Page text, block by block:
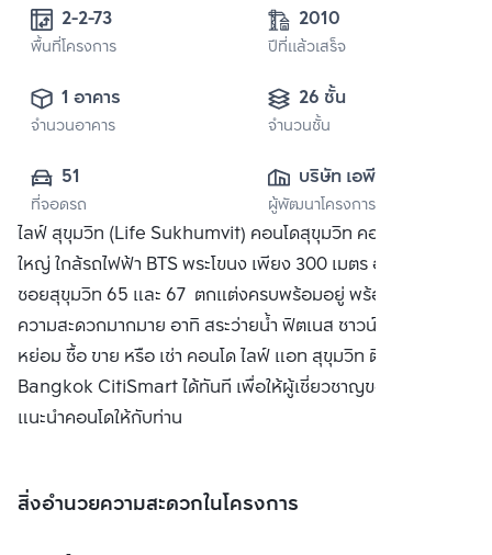
2-2-73
พื้นที่โครงการ
2010
ปีที่แล้วเสร็จ
1 อาคาร
จำนวนอาคาร
26 ชั้น
จำนวนชั้น
51
ที่จอดรถ
บริษัท เอพี (ไทย
แลนด์)
จำกัด(มหาชน)
ผู้พัฒนาโครงการ
ไลฟ์ สุขุมวิท (Life Sukhumvit) คอนโดสุขุมวิท คอนโดติดถนน
ใหญ่ ใกล้รถไฟฟ้า BTS พระโขนง เพียง 300 เมตร อยู่ระหว่าง
ซอยสุขุมวิท 65 และ 67 ตกแต่งครบพร้อมอยู่ พร้อมสิ่งอำนวย
ความสะดวกมากมาย อาทิ สระว่ายน้ำ ฟิตเนส ซาวน์น่า และส่วน
หย่อม ซื้อ ขาย หรือ เช่า คอนโด ไลฟ์ แอท สุขุมวิท ติดต่อหาเรา
Bangkok CitiSmart ได้ทันที เพื่อให้ผู้เชี่ยวชาญของเราได้
แนะนำคอนโดให้กับท่าน
สิ่งอำนวยความสะดวกในโครงการ